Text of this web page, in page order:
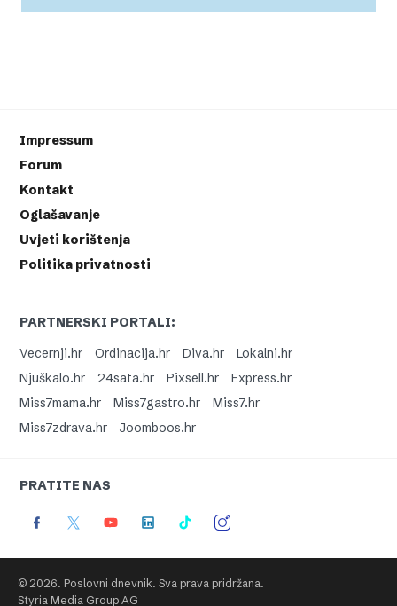
Impressum
Forum
Kontakt
Oglašavanje
Uvjeti korištenja
Politika privatnosti
PARTNERSKI PORTALI:
Vecernji.hr
Ordinacija.hr Diva.hr
Lokalni.hr
Njuškalo.hr
24sata.hr Pixsell.hr
Express.hr
Miss7mama.hr
Miss7gastro.hr
Miss7.hr
Miss7zdrava.hr
Joomboos.hr
PRATITE NAS
© 2026. Poslovni dnevnik. Sva prava pridržana.
Styria Media Group AG